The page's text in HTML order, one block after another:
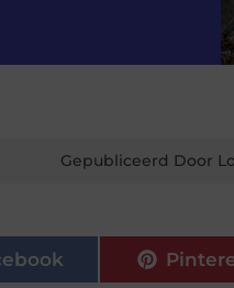
Gepubliceerd Door